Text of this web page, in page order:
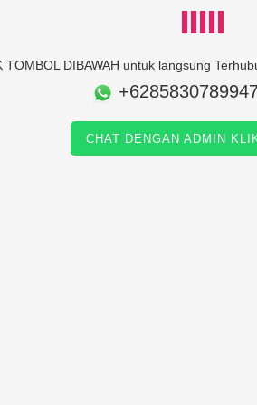
TOMBOL DIBAWAH untuk langsung
CHAT DENGAN ADMIN